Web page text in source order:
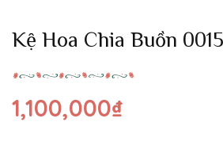
Kệ Hoa Chia Buồn 0015
1,100,000₫